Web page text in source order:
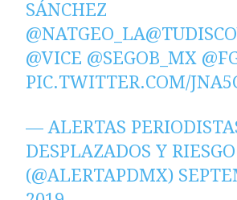
SÁNCHEZ
@NATGEO_LA
@VICE @SEGOB_MX
PIC.TWITTER.COM/
— ALERTAS
DESPLAZADOS Y
(@ALERTAPDMX)